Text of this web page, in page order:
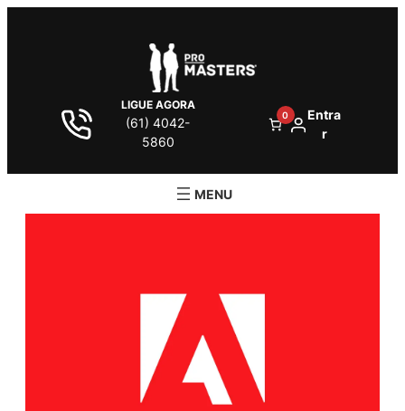
LIGUE AGORA
(61) 4042-
5860
0
Entra
r